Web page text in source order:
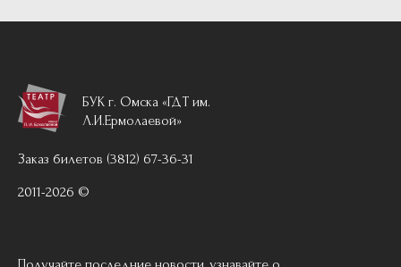
БУК г. Омска «ГДТ им.
Л.И.Ермолаевой»
Заказ билетов (3812) 67-36-31
2011-2026 ©